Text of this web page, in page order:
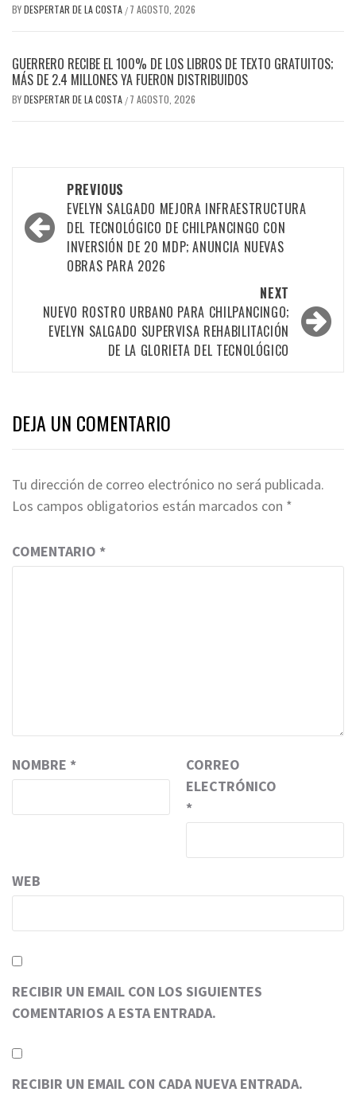
BYDESPERTAR DE LA COSTA / 7 AGOSTO, 2026
GUERRERO RECIBE EL 100% DE LOS LIBROS DE TEXTO GRATUITOS;
MÁS DE 2.4 MILLONES YA FUERON DISTRIBUIDOS
BYDESPERTAR DE LA COSTA / 7 AGOSTO, 2026
navigation
PREVIOUS
EVELYN SALGADO MEJORA INFRAESTRUCTURA
DEL TECNOLÓGICO DE CHILPANCINGO CON
INVERSIÓN DE 20 MDP; ANUNCIA NUEVAS
OBRAS PARA 2026
NEXT
NUEVO ROSTRO URBANO PARA CHILPANCINGO;
EVELYN SALGADO SUPERVISA REHABILITACIÓN
DE LA GLORIETA DEL TECNOLÓGICO
DEJA UN COMENTARIO
Tu dirección de correo electrónico no será publicada.
Los campos obligatorios están marcados con *
COMENTARIO *
NOMBRE *
CORREO
ELECTRÓNICO
*
WEB
RECIBIR UN EMAIL CON LOS SIGUIENTES
COMENTARIOS A ESTA ENTRADA.
RECIBIR UN EMAIL CON CADA NUEVA ENTRADA.